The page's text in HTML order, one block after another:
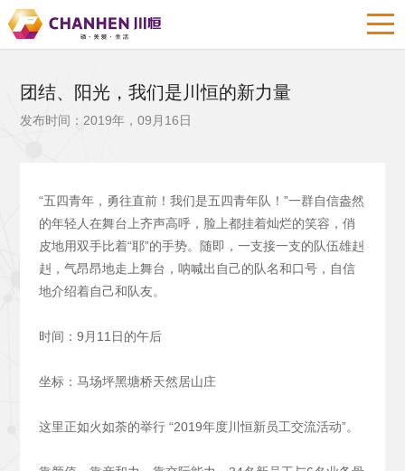
团结、阳光，我们是川恒的新力量
发布时间：2019年，09月16日
“五四青年，勇往直前！我们是五四青年队！”一群自信盎然
的年轻人在舞台上齐声高呼，脸上都挂着灿烂的笑容，俏
皮地用双手比着“耶”的手势。随即，一支接一支的队伍雄赳
赳，气昂昂地走上舞台，呐喊出自己的队名和口号，自信
地介绍着自己和队友。
时间：9月11日的午后
坐标：马场坪黑塘桥天然居山庄
这里正如火如荼的举行 “2019年度川恒新员工交流活动”。